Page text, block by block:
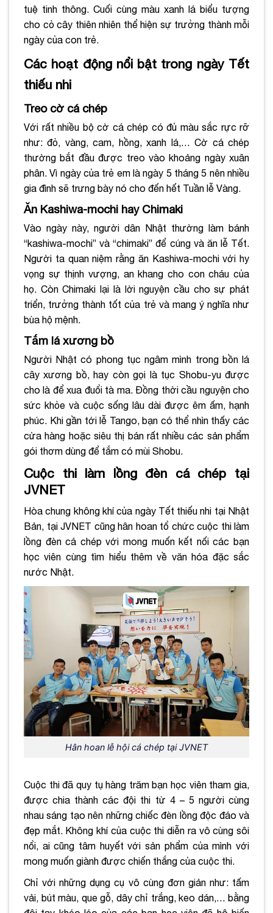
tuệ tinh thông. Cuối cùng màu xanh lá biểu tượng
cho cỏ cây thiên nhiên thể hiện sự trưởng thành mỗi
ngày của con trẻ.
Các hoạt động nổi bật trong ngày Tết
thiếu nhi
Treo cờ cá chép
Với rất nhiều bộ cờ cá chép có đủ màu sắc rực rỡ
như: đỏ, vàng, cam, hồng, xanh lá,… Cờ cá chép
thường bắt đầu được treo vào khoảng ngày xuân
phân. Vì ngày của trẻ em là ngày 5 tháng 5 nên nhiều
gia đình sẽ trưng bày nó cho đến hết Tuần lễ Vàng.
Ăn Kashiwa-mochi hay Chimaki
Vào ngày này, người dân Nhật thường làm bánh
“kashiwa-mochi” và “chimaki” để cúng và ăn lễ Tết.
Người ta quan niệm rằng ăn Kashiwa-mochi với hy
vọng sự thịnh vượng, an khang cho con cháu của
họ. Còn Chimaki lại là lời nguyện cầu cho sự phát
triển, trưởng thành tốt của trẻ và mang ý nghĩa như
bùa hộ mệnh.
Tắm lá xương bồ
Người Nhật có phong tục ngâm mình trong bồn lá
cây xương bồ, hay còn gọi là tục Shobu-yu được
cho là để xua đuổi tà ma. Đồng thời cầu nguyện cho
sức khỏe và cuộc sống lâu dài được êm ấm, hạnh
phúc. Khi gần tới lễ Tango, bạn có thể nhìn thấy các
cửa hàng hoặc siêu thị bán rất nhiều các sản phẩm
gói thơm dùng để tắm có mùi Shobu.
Cuộc thi làm lồng đèn cá chép tại
JVNET
Hòa chung không khí của ngày Tết thiếu nhi tại Nhật
Bản, tại JVNET cũng hân hoan tổ chức cuộc thi làm
lồng đèn cá chép với mong muốn kết nối các bạn
học viên cùng tìm hiểu thêm về văn hóa đặc sắc
nước Nhật.
Hân hoan lễ hội cá chép tại JVNET
Cuộc thi đã quy tụ hàng trăm bạn học viên tham gia,
được chia thành các đội thi từ 4 – 5 người cùng
nhau sáng tạo nên những chiếc đèn lồng độc đáo và
đẹp mắt. Không khí của cuộc thi diễn ra vô cùng sôi
nổi, ai cũng tâm huyết với sản phẩm của mình với
mong muốn giành được chiến thắng của cuộc thi.
Chỉ với những dụng cụ vô cùng đơn giản như: tấm
vải, bút màu, que gỗ, dây chỉ trắng, keo dán,… bằng